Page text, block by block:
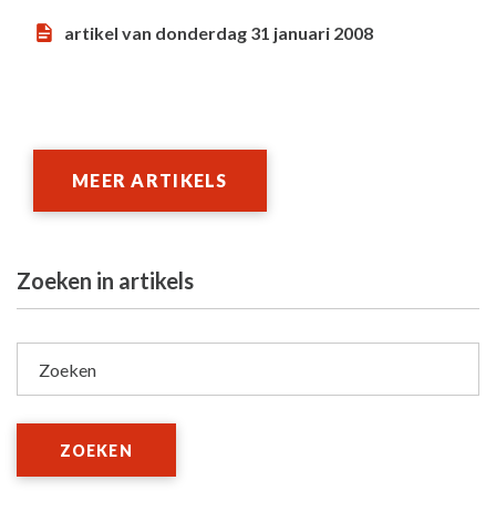
artikel van donderdag 31 januari 2008
MEER ARTIKELS
Zoeken in artikels
Zoeken
ZOEKEN